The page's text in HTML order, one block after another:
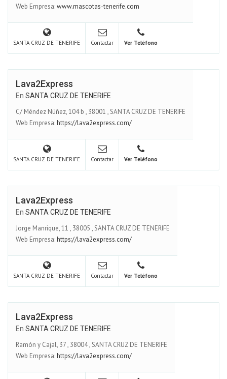
Web Empresa:www.mascotas-tenerife.com
SANTA CRUZ DE TENERIFE Contactar Ver Teléfono
Lava2Express
En SANTA CRUZ DE TENERIFE
C/ Méndez Núñez, 104 b , 38001 ,SANTA CRUZ DE TENERIFE
Web Empresa:https://lava2express.com/
SANTA CRUZ DE TENERIFE Contactar Ver Teléfono
Lava2Express
En SANTA CRUZ DE TENERIFE
Jorge Manrique, 11 , 38005 ,SANTA CRUZ DE TENERIFE
Web Empresa:https://lava2express.com/
SANTA CRUZ DE TENERIFE Contactar Ver Teléfono
Lava2Express
En SANTA CRUZ DE TENERIFE
Ramón y Cajal, 37, 38004,SANTA CRUZ DE TENERIFE
Web Empresa:https://lava2express.com/